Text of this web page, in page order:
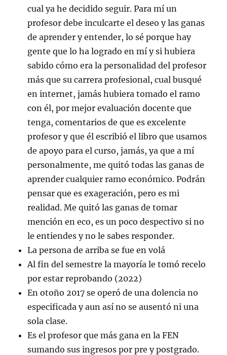
cual ya he decidido seguir. Para mí un
profesor debe inculcarte el deseo y las ganas
de aprender y entender, lo sé porque hay
gente que lo ha logrado en mí y si hubiera
sabido cómo era la personalidad del profesor
más que su carrera profesional, cual busqué
en internet, jamás hubiera tomado el ramo
con él, por mejor evaluación docente que
tenga, comentarios de que es excelente
profesor y que él escribió el libro que usamos
de apoyo para el curso, jamás, ya que a mí
personalmente, me quitó todas las ganas de
aprender cualquier ramo económico. Podrán
pensar que es exageración, pero es mi
realidad. Me quitó las ganas de tomar
mención en eco, es un poco despectivo si no
le entiendes y no le sabes responder.
La persona de arriba se fue en volá
Al fin del semestre la mayoría le tomó recelo
por estar reprobando (2022)
En otoño 2017 se operó de una dolencia no
especificada y aun así no se ausentó ni una
sola clase.
Es el profesor que más gana en la FEN
sumando sus ingresos por pre y postgrado.